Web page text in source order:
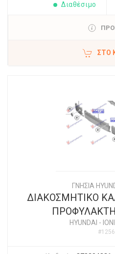
Διαθέσιμο
ΣΤΟ
ΓΝΗΣΙΑ
ΔΙΑΚΟΣΜΗΤΙΚΟ
HYUNDAI -